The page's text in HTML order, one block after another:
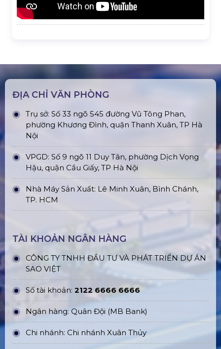
ĐỊA CHỈ VĂN PHÒNG
Trụ sở: Số 33 ngõ 545 đường Vũ Tông Phan,
phường Khương Đình, quận Thanh Xuân, TP Hà
Nội
VPGD: Số 9 ngõ 11 Duy Tân, phường Dịch Vọng
Hậu, quận Cầu Giấy, TP Hà Nội
Nhà Máy Sản Xuất: Lê Minh Xuân, Bình Chánh,
TP. HCM
TÀI KHOẢN NGÂN HÀNG
CÔNG TY TNHH ĐẦU TƯ VÀ PHÁT TRIỂN DỰ ÁN
SAO VIỆT
Số tài khoản: 2122 6666 6666
Ngân hàng: Quân Đội (MB Bank)
Chi nhánh: Chi nhánh Xuân Thủy